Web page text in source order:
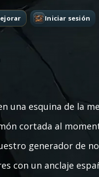
Iniciar sesión
una esquina de la
cortada al
generador de
con un anclaje